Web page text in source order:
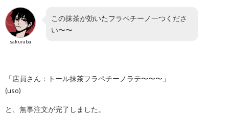
sakuraba
この抹茶が効いたフラペチーノ一つくださ
い〜〜
「店員さん：トール抹茶フラペチーノラテ〜〜〜」
(uso)
と、無事注文が完了しました。